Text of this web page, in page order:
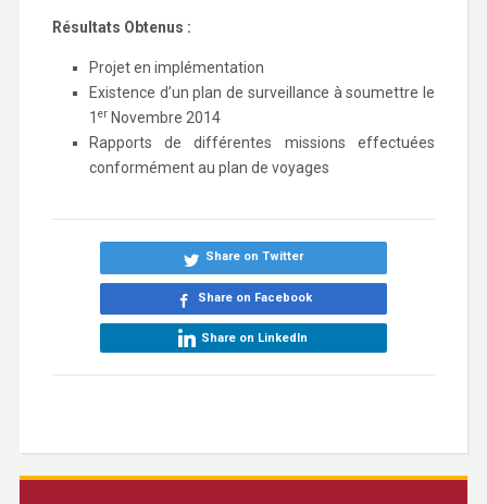
Résultats Obtenus :
Projet en implémentation
Existence d’un plan de surveillance à soumettre le
1 erNovembre 2014
Rapports de différentes missions effectuées
conformément au plan de voyages
Share on Twitter
Share on Facebook
Share on LinkedIn